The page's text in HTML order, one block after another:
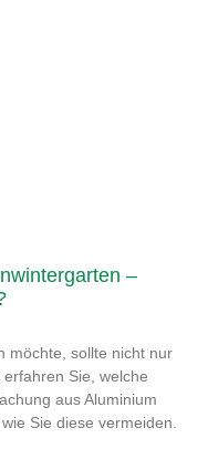
–
möchte, sollte nicht nur
Sie, welche
aus Aluminium
Sie diese vermeiden.